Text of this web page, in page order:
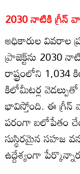
2030 నాటికి గ్రీన్
అధికారుల వివరాల
ప్రాజెక్ట్‌ను 2030
రాష్ట్రంలోని 1,034
కిలోమీటర్ల
భావిస్తోంది. ఈ
పరంగా బలోపేతం
సుస్థిరమైన సహజ
ఉద్దేశ్యంగా